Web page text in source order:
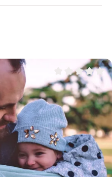
Note moyenne de